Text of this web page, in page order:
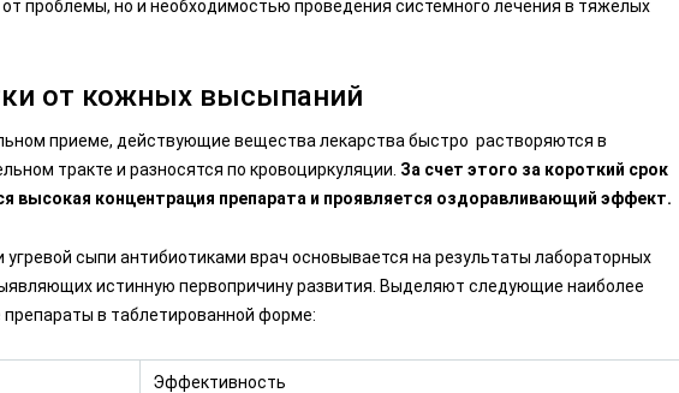
проблемы, но и необходимостью проведения системного лечения в тяжелых
от кожных высыпаний
приеме, действующие вещества лекарства быстро растворяются в
тракте и разносятся по кровоциркуляции. За счет этого за короткий срок
высокая концентрация препарата и проявляется оздоравливающий эффект.
угревой сыпи антибиотиками врач основывается на результаты лабораторных
истинную первопричину развития. Выделяют следующие наиболее
препараты в таблетированной форме:
Эффективность